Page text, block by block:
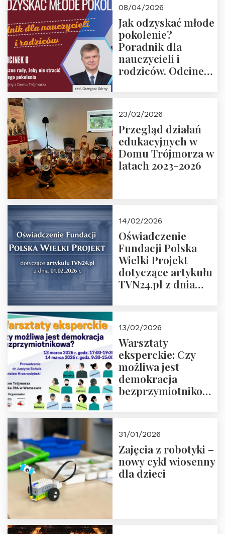
08/04/2026
Jak odzyskać młode
pokolenie?
Poradnik dla
nauczycieli i
rodziców. Odcinek
Rozmawiają red.
Grzegorz Górny i
prof. Michał
Łuczewski
23/02/2026
Przegląd działań
edukacyjnych w
Domu Trójmorza w
latach 2023-2026
14/02/2026
Oświadczenie
Fundacji Polska
Wielki Projekt
dotyczące artykułu
TVN24.pl z dnia
13/02/2026
Warsztaty
eksperckie: Czy
możliwa jest
demokracja
bezprzymiotnikowa?
31/01/2026
Zajęcia z robotyki –
nowy cykl wiosenny
dla dzieci